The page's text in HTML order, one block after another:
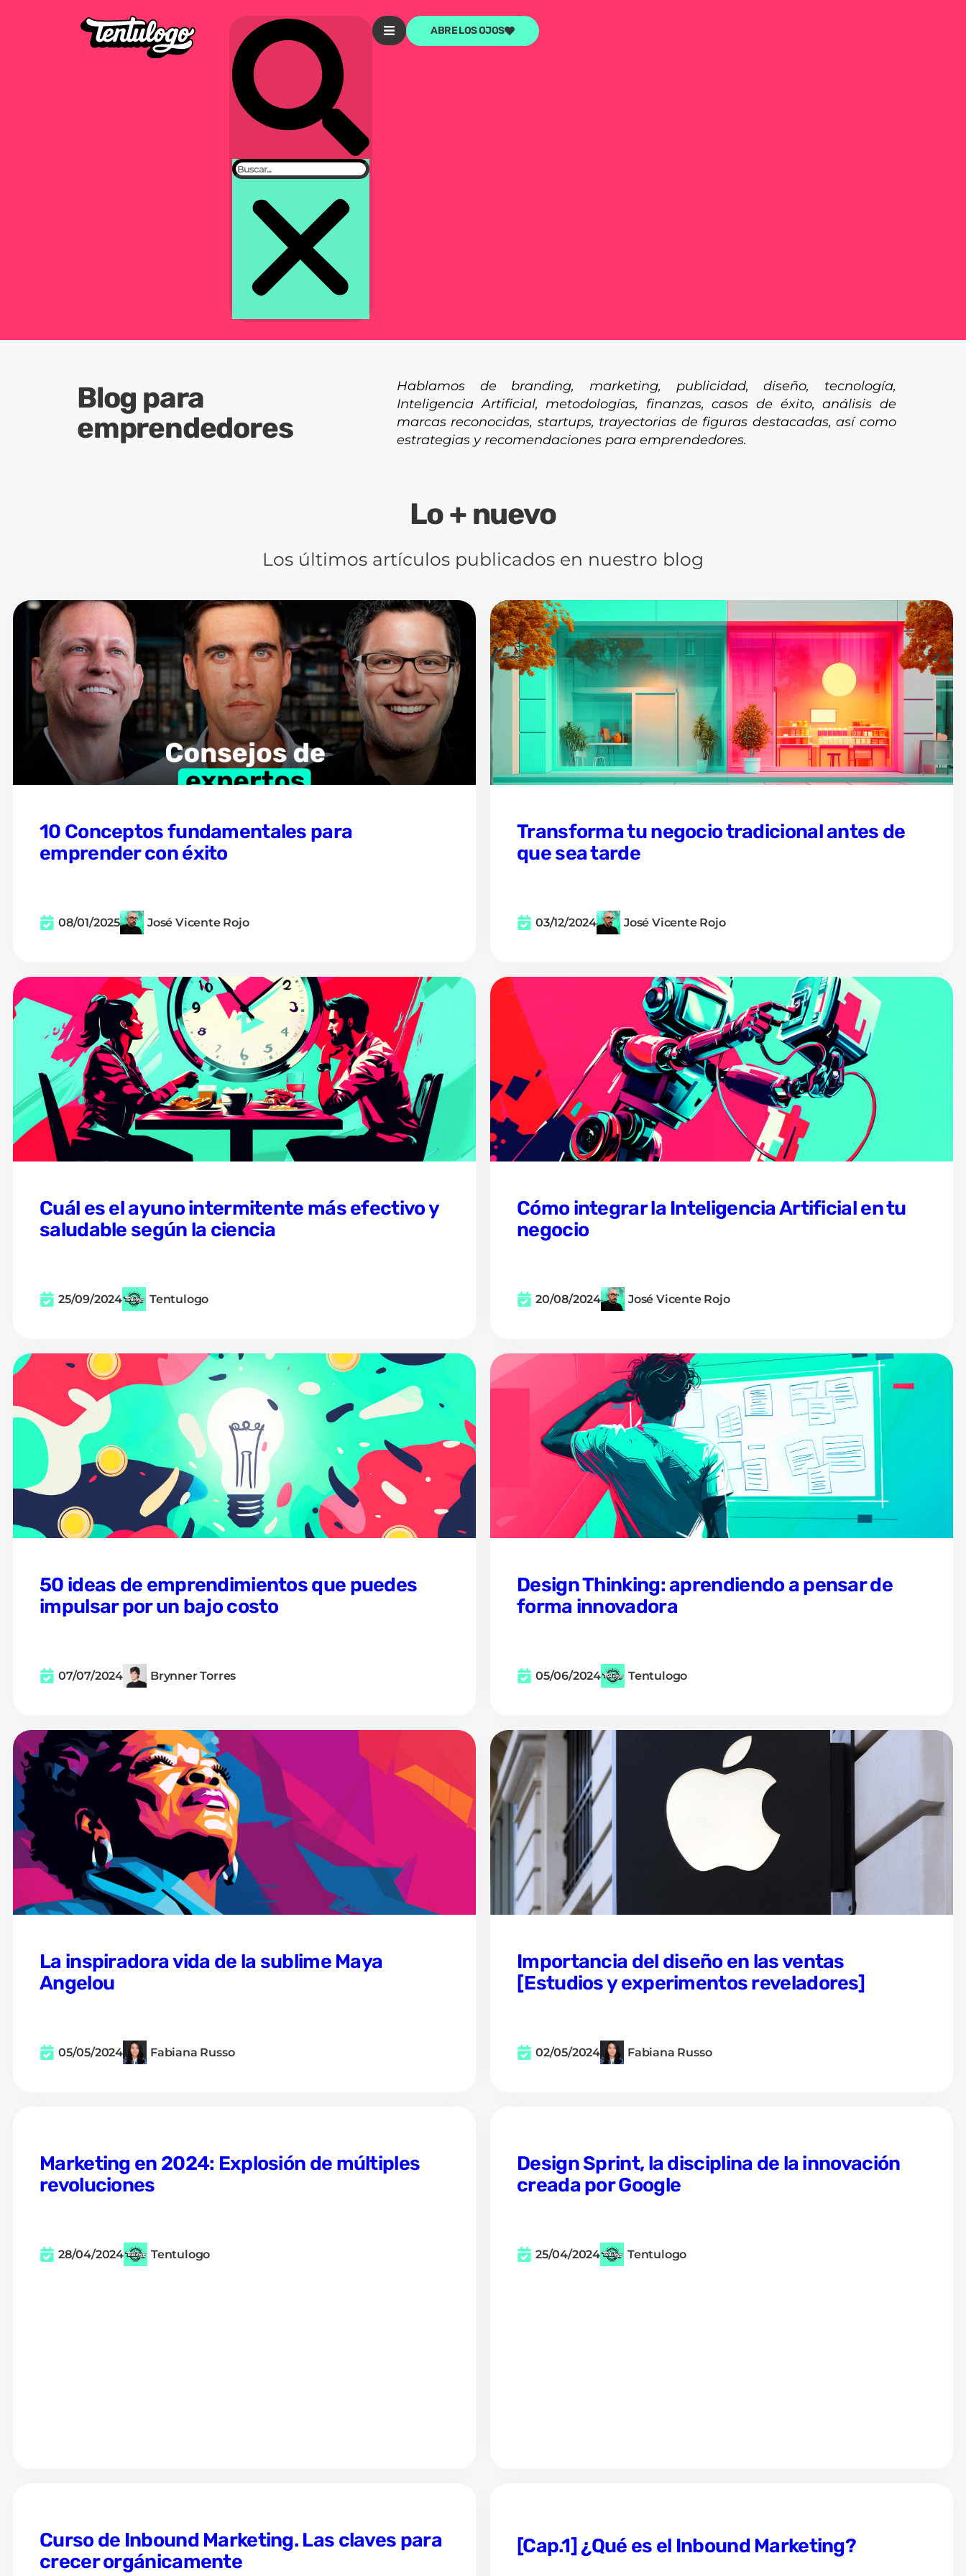
ABRE LOS OJOS
Blog para
emprendedores
Hablamos de branding, marketing, publicidad, diseño, tecnología,
Inteligencia Artificial, metodologías, finanzas, casos de éxito, análisis de
marcas reconocidas, startups, trayectorias de figuras destacadas, así como
estrategias y recomendaciones para emprendedores.
Lo+ nuevo
Los últimos artículos publicados en nuestro blog
10 Conceptos fundamentales para
emprender con éxito
08/01/2025 José Vicente Rojo
Transforma tu negocio tradicional antes de
que sea tarde
03/12/2024 José Vicente Rojo
Cuál es el ayuno intermitente más efectivo y
saludable según la ciencia
25/09/2024 Tentulogo
Cómo integrar la Inteligencia Artificial en tu
negocio
20/08/2024 José Vicente Rojo
50 ideas de emprendimientos que puedes
impulsar por un bajo costo
07/07/2024 Brynner Torres
Design Thinking: aprendiendo a pensar de
forma innovadora
05/06/2024 Tentulogo
La inspiradora vida de la sublime Maya
Angelou
05/05/2024 Fabiana Russo
Importancia del diseño en las ventas
[Estudios y experimentos reveladores]
02/05/2024 Fabiana Russo
Marketing en 2024: Explosión de múltiples
revoluciones
28/04/2024 Tentulogo
Design Sprint, la disciplina de la innovación
creada por Google
25/04/2024 Tentulogo
Curso de Inbound Marketing. Las claves para
crecer orgánicamente
[Cap.1] ¿Qué es el Inbound Marketing?